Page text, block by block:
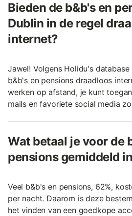
Bieden de b&b's en
Dublin in de regel
internet?
Jawel! Volgens Holidu's database
b&b's en pensions draadloos
werken op afstand, je kunt
mails en favoriete social media
Wat betaal je voor de
pensions gemiddeld
Veel b&b's en pensions, 62%,
per nacht. Daarom is deze
het vinden van een goedkope